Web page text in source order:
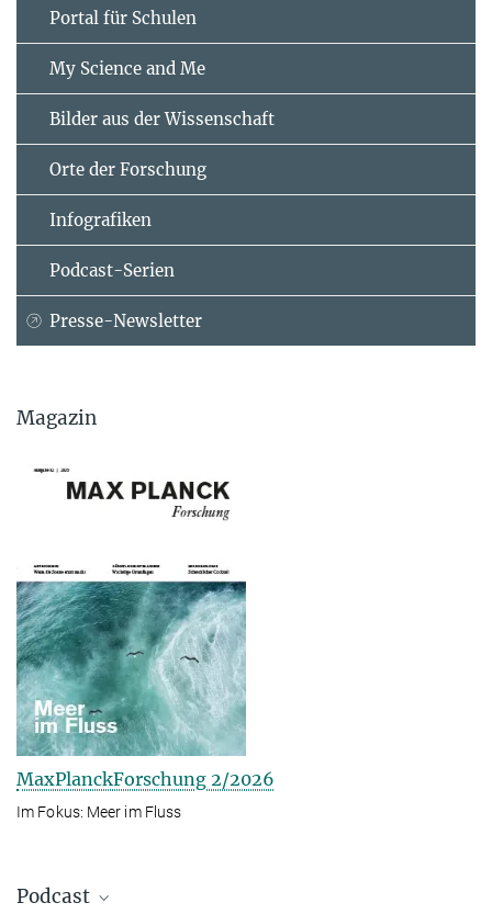
Portal für Schulen
My Science and Me
Bilder aus der Wissenschaft
Orte der Forschung
Infografiken
Podcast-Serien
Presse-Newsletter
Magazin
MaxPlanckForschung 2/2026
Im Fokus: Meer im Fluss
Podcast